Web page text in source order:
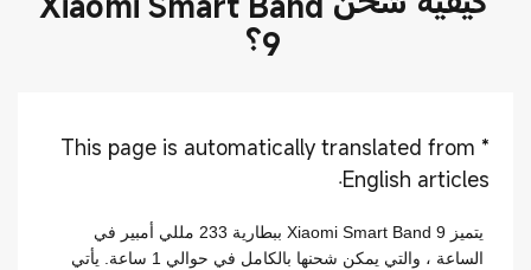
9؟
*
This page is automatically translated from
English articles.
يتميز Xiaomi Smart Band 9 ببطارية 233 مللي أمبير في
الساعة ، والتي يمكن شحنها بالكامل في حوالي 1 ساعة. يأتي